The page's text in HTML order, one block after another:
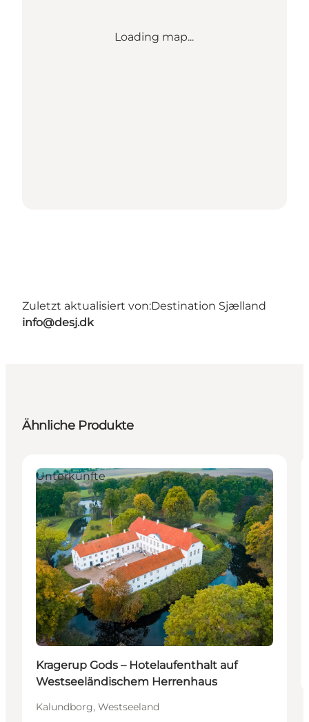
Loading map...
Zuletzt aktualisiert von:Destination Sjælland
info@desj.dk
Ähnliche Produkte
Nachhaltig
Unterkünfte
Kragerup Gods – Hotelaufenthalt auf
Westseeländischem Herrenhaus
Kalundborg, Westseeland